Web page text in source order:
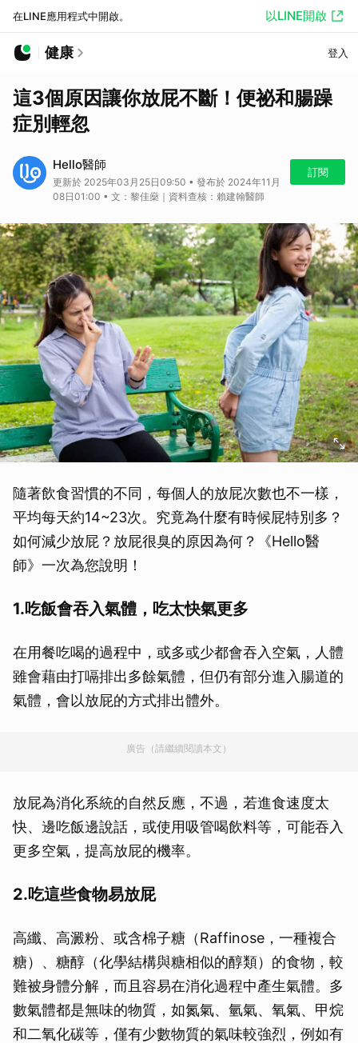
在LINE應用程式中開啟。 以LINE開啟
健康 登入
這3個原因讓你放屁不斷！便祕和腸躁
症別輕忽
Hello醫師
更新於 2025年03月25日09:50 • 發布於 2024年11月
08日01:00 • 文：黎佳燊｜資料查核：賴建翰醫師
訂閱
隨著飲食習慣的不同，每個人的放屁次數也不一樣，
平均每天約14~23次。究竟為什麼有時候屁特別多？
如何減少放屁？放屁很臭的原因為何？《Hello醫
師》一次為您說明！
1.吃飯會吞入氣體，吃太快氣更多
在用餐吃喝的過程中，或多或少都會吞入空氣，人體
雖會藉由打嗝排出多餘氣體，但仍有部分進入腸道的
氣體，會以放屁的方式排出體外。
廣告（請繼續閱讀本文）
放屁為消化系統的自然反應，不過，若進食速度太
快、邊吃飯邊說話，或使用吸管喝飲料等，可能吞入
更多空氣，提高放屁的機率。
2.吃這些食物易放屁
高纖、高澱粉、或含棉子糖（Raffinose，一種複合
糖）、糖醇（化學結構與糖相似的醇類）的食物，較
難被身體分解，而且容易在消化過程中產生氣體。多
數氣體都是無味的物質，如氮氣、氫氣、氧氣、甲烷
和二氧化碳等，僅有少數物質的氣味較強烈，例如有